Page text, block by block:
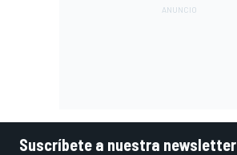
Suscríbete a nuestra newsletter